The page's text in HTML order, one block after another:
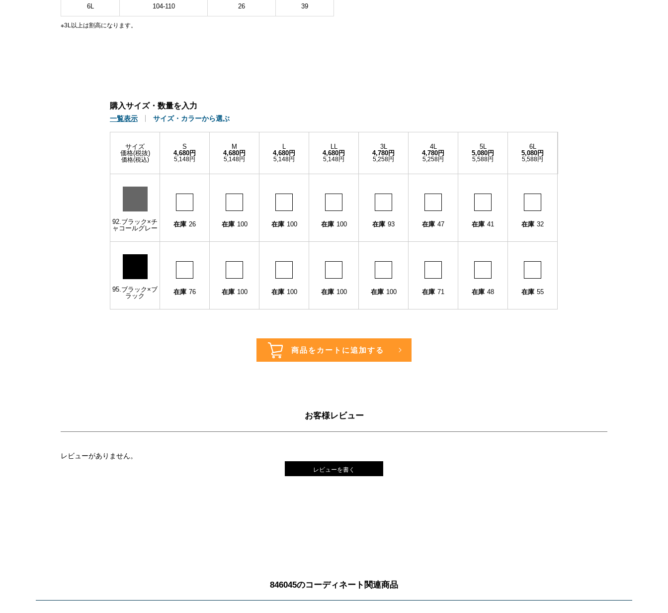
6L 104-110 26 39
※3L以上は割高になります。
購入サイズ・数量を入力
一覧表示 サイズ・カラーから選ぶ
サイズ
価格(税抜)
価格(税込)
S
4,680円
5,148円
M
4,680円
5,148円
L
4,680円
5,148円
LL
4,680円
5,148円
3L
4,780円
5,258円
4L
4,780円
5,258円
5L
5,080円
5,588円
6L
5,080円
5,588円
92.ブラック×チ
ャコールグレー
在庫 26 在庫 100 在庫 100 在庫 100 在庫 93 在庫 47 在庫 41 在庫 32
95.ブラック×ブ
ラック
在庫 76 在庫 100 在庫 100 在庫 100 在庫 100 在庫 71 在庫 48 在庫 55
お客様レビュー
レビューがありません。
レビューを書く
846045のコーディネート関連商品